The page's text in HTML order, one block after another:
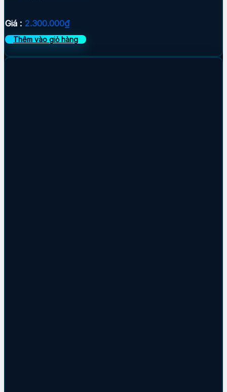
Giá : 2.300.000₫
Thêm vào giỏ hàng